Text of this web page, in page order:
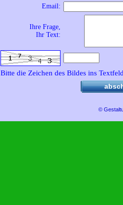
und freuen uns auf
Ihren Besuch.
Email:
Ihre Frage,
Ihr Text:
Bitte die Zeichen des Bildes ins
©